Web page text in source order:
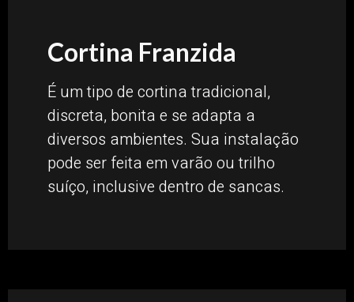
Cortina Franzida
É um tipo de cortina tradicional,
discreta, bonita e se adapta a
diversos ambientes. Sua instalação
pode ser feita em varão ou trilho
suíço, inclusive dentro de sancas.